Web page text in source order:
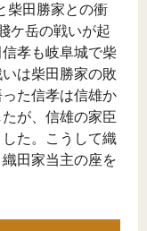
柴田勝家との衝
ケ岳の戦いが起
孝も岐阜城で柴
は柴田勝家の敗
た信孝は信雄か
が、信雄の家臣
た。こうして織
田家当主の座を